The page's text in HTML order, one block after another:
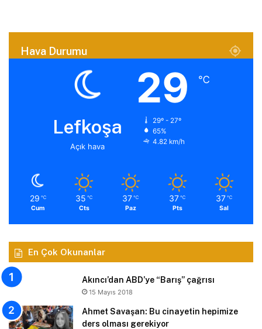
Hava Durumu
Lefkoşa
Açık hava
29 ℃
29º - 27º
65%
4.82 km/h
29 ℃
Cum
35 ℃
Cts
37 ℃
Paz
37 ℃
Pts
37 ℃
Sal
En Çok Okunanlar
Akıncı’dan ABD’ye “Barış” çağrısı
15 Mayıs 2018
Ahmet Savaşan: Bu cinayetin hepimize
ders olması gerekiyor